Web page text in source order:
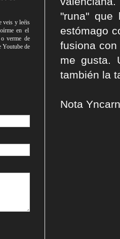
"runa" que
estómago
fusiona
me gusta.
también la
Nota
veis yleéis
en el
verme de
Youtube de